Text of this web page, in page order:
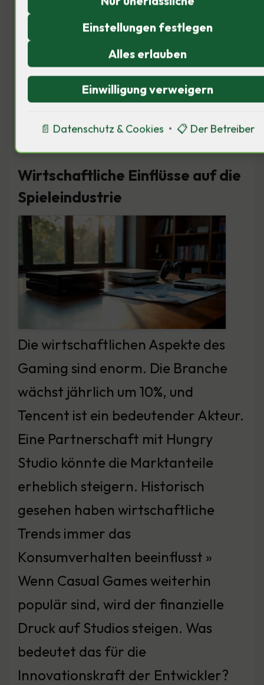
therapeutische Effekte haben.
Historisch gesehen war das Spiel
immer ein Spiegel der Gesellschaft.
Wie wird sich diese Beziehung in
Wirtschaftliche Einflüsse auf die
Spieleindustrie
Die wirtschaftlichen Aspekte des
Gaming sind enorm. Die Branche
wächst jährlich um 10%, und
Tencent ist ein bedeutender Akteur.
Eine Partnerschaft mit Hungry
Studio könnte die Marktanteile
erheblich steigern. Historisch
gesehen haben wirtschaftliche
Trends immer das
Konsumverhalten beeinflusst »
Wenn Casual Games weiterhin
populär sind, wird der finanzielle
Druck auf Studios steigen. Was
bedeutet das für die
Innovationskraft der Entwickler?
Einstellungen festlegen
Alles erlauben
Einwilligung verweigern
📄 Datenschutz & Cookies • 📋 Der Betreiber